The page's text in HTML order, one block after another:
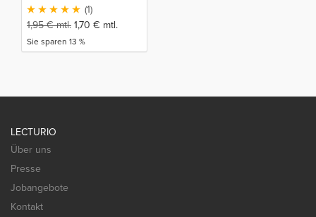
(1)
1,95€mtl. 1,70 € mtl.
Sie sparen 13 %
LECTURIO
Über uns
Presse
Jobangebote
Kontakt